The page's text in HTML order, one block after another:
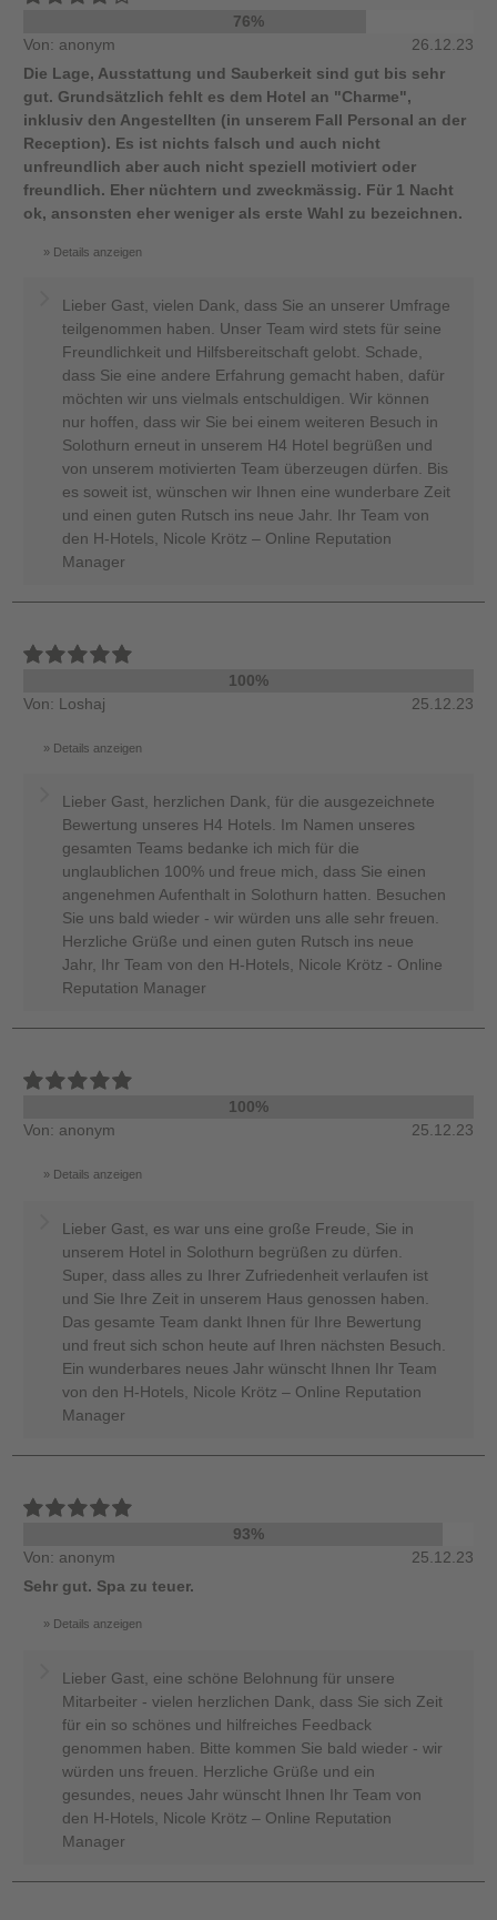
76%
Von: anonym
26.12.23
Die Lage, Ausstattung und Sauberkeit sind gut bis sehr
gut. Grundsätzlich fehlt es dem Hotel an "Charme",
inklusiv den Angestellten (in unserem Fall Personal an der
Reception). Es ist nichts falsch und auch nicht
unfreundlich aber auch nicht speziell motiviert oder
freundlich. Eher nüchtern und zweckmässig. Für 1 Nacht
ok, ansonsten eher weniger als erste Wahl zu bezeichnen.
Details anzeigen
Lieber Gast, vielen Dank, dass Sie an unserer Umfrage
teilgenommen haben. Unser Team wird stets für seine
Freundlichkeit und Hilfsbereitschaft gelobt. Schade,
dass Sie eine andere Erfahrung gemacht haben, dafür
möchten wir uns vielmals entschuldigen. Wir können
nur hoffen, dass wir Sie bei einem weiteren Besuch in
Solothurn erneut in unserem H4 Hotel begrüßen und
von unserem motivierten Team überzeugen dürfen. Bis
es soweit ist, wünschen wir Ihnen eine wunderbare Zeit
und einen guten Rutsch ins neue Jahr. Ihr Team von
den H-Hotels, Nicole Krötz – Online Reputation
Manager
100%
Von: Loshaj
25.12.23
Details anzeigen
Lieber Gast, herzlichen Dank, für die ausgezeichnete
Bewertung unseres H4 Hotels. Im Namen unseres
gesamten Teams bedanke ich mich für die
unglaublichen 100% und freue mich, dass Sie einen
angenehmen Aufenthalt in Solothurn hatten. Besuchen
Sie uns bald wieder - wir würden uns alle sehr freuen.
Herzliche Grüße und einen guten Rutsch ins neue
Jahr, Ihr Team von den H-Hotels, Nicole Krötz - Online
Reputation Manager
100%
Von: anonym
25.12.23
Details anzeigen
Lieber Gast, es war uns eine große Freude, Sie in
unserem Hotel in Solothurn begrüßen zu dürfen.
Super, dass alles zu Ihrer Zufriedenheit verlaufen ist
und Sie Ihre Zeit in unserem Haus genossen haben.
Das gesamte Team dankt Ihnen für Ihre Bewertung
und freut sich schon heute auf Ihren nächsten Besuch.
Ein wunderbares neues Jahr wünscht Ihnen Ihr Team
von den H-Hotels, Nicole Krötz – Online Reputation
Manager
93%
Von: anonym
25.12.23
Sehr gut. Spa zu teuer.
Details anzeigen
Lieber Gast, eine schöne Belohnung für unsere
Mitarbeiter - vielen herzlichen Dank, dass Sie sich Zeit
für ein so schönes und hilfreiches Feedback
genommen haben. Bitte kommen Sie bald wieder - wir
würden uns freuen. Herzliche Grüße und ein
gesundes, neues Jahr wünscht Ihnen Ihr Team von
den H-Hotels, Nicole Krötz – Online Reputation
Manager